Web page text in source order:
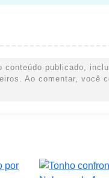
conteúdo publicado,
Ao comentar, você